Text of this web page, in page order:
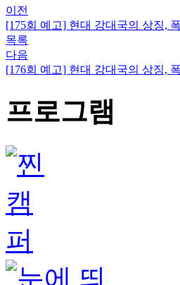
이전
[175회 예고] 현대 강대국의 상징,
목록
다음
[176회 예고] 현대 강대국의 상징,
프로그램